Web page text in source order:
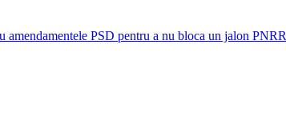
amendamentele PSD pentru a nu bloca un jalon PNRR